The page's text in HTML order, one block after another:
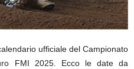
ufficiale del Campionato
FMI 2025. Ecco le date da